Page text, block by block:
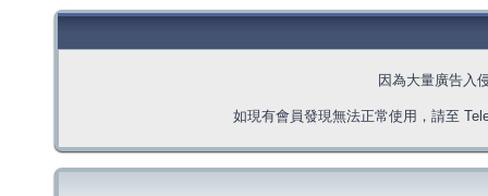
因為大量廣告入
如現有會員發現無法正常使用，請至